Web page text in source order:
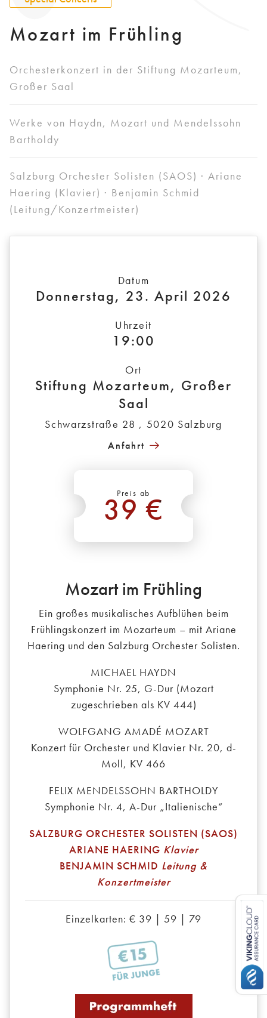
Mozart im Frühling
Orchesterkonzert in der Stiftung Mozarteum,
Großer Saal
Werke von Haydn, Mozart und Mendelssohn
Bartholdy
Salzburg Orchester Solisten (SAOS) · Ariane
Haering (Klavier) · Benjamin Schmid
(Leitung/Konzertmeister)
Datum
Donnerstag, 23. April 2026
Uhrzeit
19:00
Ort
Stiftung Mozarteum, Großer
Saal
Schwarzstraße 28 , 5020 Salzburg
Anfahrt
Preis ab
39 €
*
Mozart im Frühling
Ein großes musikalisches Aufblühen beim
Frühlingskonzert im Mozarteum – mit Ariane
Haering und den Salzburg Orchester Solisten.
MICHAEL HAYDN
Symphonie Nr. 25, G-Dur (Mozart
zugeschrieben als KV 444)
WOLFGANG AMADÉ MOZART
Konzert für Orchester und Klavier Nr. 20, d-
Moll, KV 466
FELIX MENDELSSOHN BARTHOLDY
Symphonie Nr. 4, A-Dur „Italienische“
SALZBURG ORCHESTER SOLISTEN (SAOS)
ARIANE HAERING Klavier
BENJAMIN SCHMID Leitung &
Konzertmeister
Einzelkarten: € 39 | 59 | 79